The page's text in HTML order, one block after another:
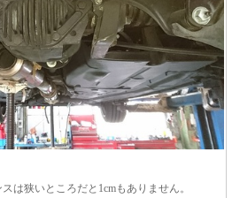
は狭いところだと1cmもありません。